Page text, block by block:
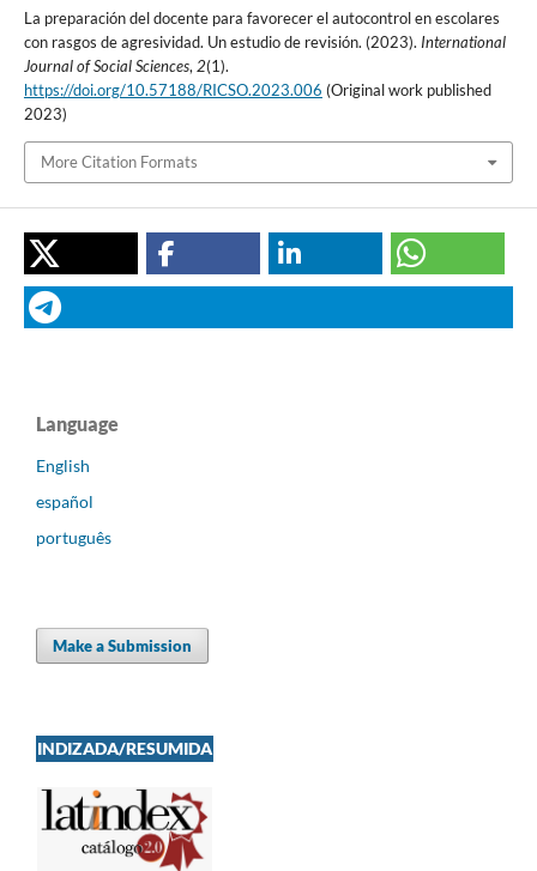
La preparación del docente para favorecer el autocontrol en escolares
con rasgos de agresividad. Un estudio de revisión. (2023). International
Journal of Social Sciences, 2(1).
https://doi.org/10.57188/RICSO.2023.006 (Original work published
2023)
More Citation Formats
Language
English
español
português
Make a Submission
INDIZADA/RESUMIDA